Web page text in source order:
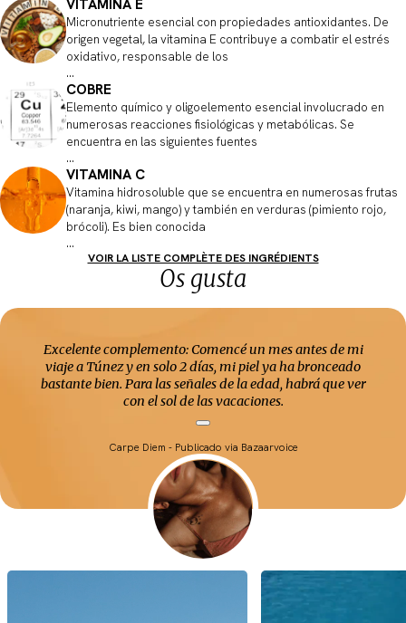
VITAMINA E
Micronutriente esencial con propiedades antioxidantes. De
origen vegetal, la vitamina E contribuye a combatir el estrés
oxidativo, responsable de los
...
COBRE
Elemento químico y oligoelemento esencial involucrado en
numerosas reacciones fisiológicas y metabólicas. Se
encuentra en las siguientes fuentes
...
VITAMINA C
Vitamina hidrosoluble que se encuentra en numerosas frutas
(naranja, kiwi, mango) y también en verduras (pimiento rojo,
brócoli). Es bien conocida
...
VOIR LA LISTE COMPLÈTE DES INGRÉDIENTS
Os gusta
Excelente complemento: Comencé un mes antes de mi
viaje a Túnez y en solo 2 días, mi piel ya ha bronceado
bastante bien. Para las señales de la edad, habrá que ver
con el sol de las vacaciones.
Carpe Diem - Publicado via Bazaarvoice